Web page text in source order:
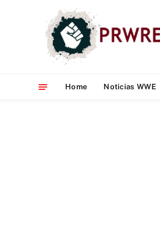
Home Noticias WWE